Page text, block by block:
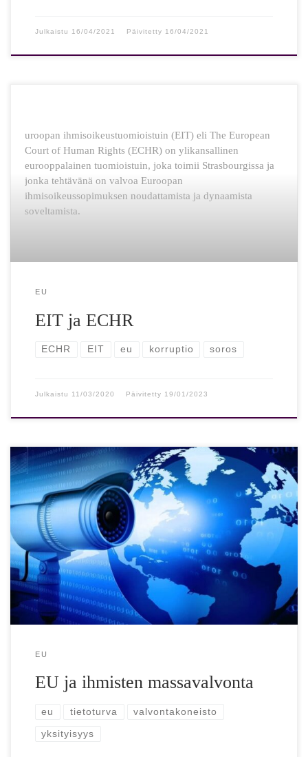
Julkaistu 16/04/2021 Päivitetty 16/04/2021
uroopan ihmisoikeustuomioistuin (EIT) eli The European
Court of Human Rights (ECHR) on ylikansallinen
eurooppalainen tuomioistuin, joka toimii Strasbourgissa ja
jonka tehtävänä on valvoa Euroopan
ihmisoikeussopimuksen noudattamista ja dynaamista
soveltamista.
EU
EIT ja ECHR
ECHR EIT eu korruptio soros
Julkaistu 11/03/2020 Päivitetty 19/01/2023
”Terrorismin torjumisen nimissä tehty massavalvonta rikkoo
Euroopassa lakia” EU:n oikeusoppinut katsoo, että
tietosuojalakien mukaan jäsenvaltiot eivät voi kerätä
massamäärissä verkosta […]
EU
EU ja ihmisten massavalvonta
eu tietoturva valvontakoneisto
yksityisyys